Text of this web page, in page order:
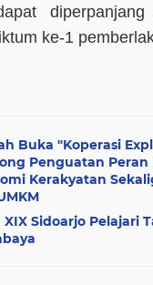
ke-1
Buka "Koperasi
Penguatan Peran
Kerakyatan
Sidoarjo Pelajari